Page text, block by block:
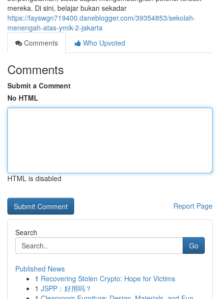
mereka. Di sini, belajar bukan sekadar
https://fayswgn719400.daneblogger.com/39354853/sekolah-
menengah-atas-ymik-2-jakarta
Comments
Who Upvoted
Comments
Submit a Comment
No HTML
HTML is disabled
Report Page
Search
Go
Published News
1 Recovering Stolen Crypto: Hope for Victims
1 JSPP：好用吗？